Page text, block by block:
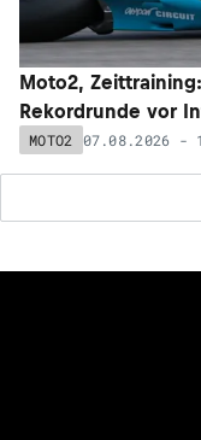
Moto2,
Rekordrunde vor
MOTO2 07.08.2026 -